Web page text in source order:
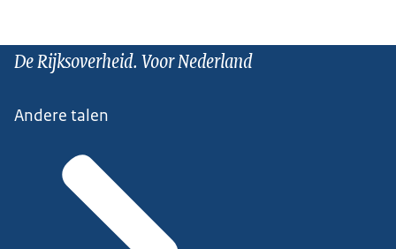
De Rijksoverheid. Voor Nederland
Andere talen